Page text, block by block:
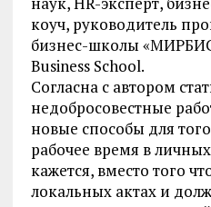
коуч, руководитель
бизнес-школы
Business School.
Согласна с автором
недобросовестные
новые способы для
рабочее время в
кажется, вместо того
локальных актах и